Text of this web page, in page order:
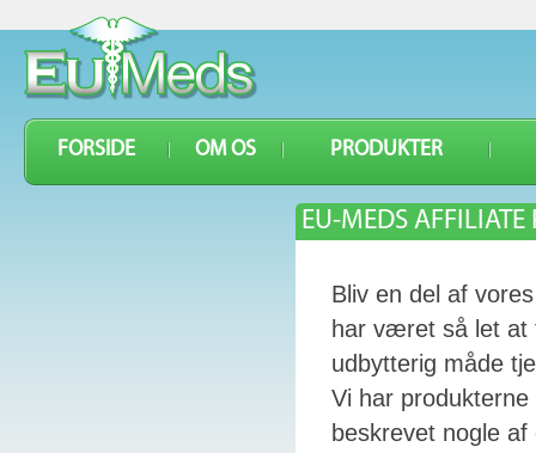
FORSIDE OM OS PRODUKTER
EU-MEDS AFFILIATE
Bliv en del af
har været så let at
udbytterig måde
Vi har
beskrevet nogle